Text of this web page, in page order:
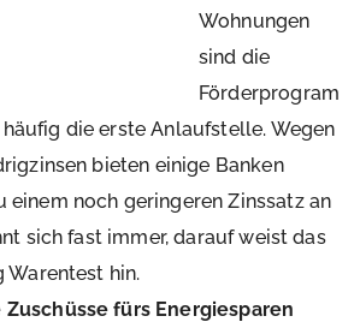
Wohnungen
sind die
Förderprogram
die erste Anlaufstelle. Wegen
bieten einige Banken
einem noch geringeren Zinssatz an
sich fast immer, darauf weist das
hin.
fürs Energiesparen